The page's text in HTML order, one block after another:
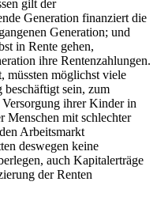
gilt der
Generation finanziert die
Generation; und
in Rente gehen,
ihre Rentenzahlungen.
müssten möglichst viele
sein, zum
ihrer Kinder in
Menschen mit schlechter
Arbeitsmarkt
deswegen keine
auch Kapitalerträge
der Renten